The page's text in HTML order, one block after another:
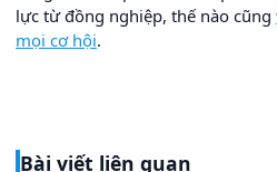
lực từ đồng nghiệp, thế nào cũng
mọi cơ hội.
Bài viết liên quan